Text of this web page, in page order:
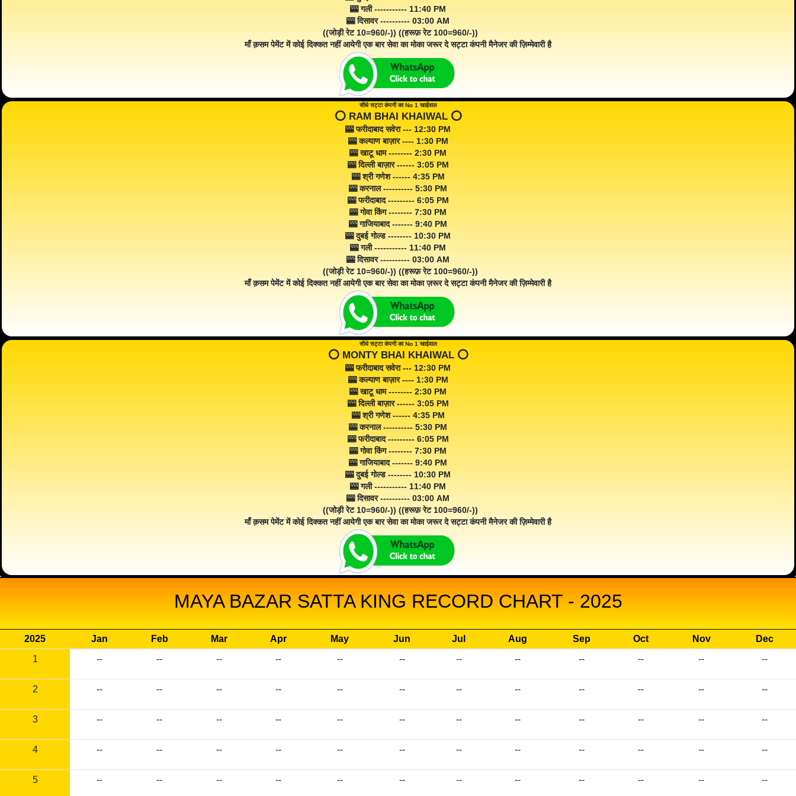
🎰 गली ----------- 11:40 PM
🎰 दिसावर ---------- 03:00 AM
((जोड़ी रेट 10=960/-)) ((हरूफ़ रेट 100=960/-))
माँ क़सम पेमेंट में कोई दिक्कत नहीं आयेगी एक बार सेवा का मोका जरूर दे सट्टा कंपनी मैनेजर की ज़िम्मेवारी है
सीधे सट्टा कंपनी का No 1 खाईवाल
⭕️ RAM BHAI KHAIWAL ⭕️
🎰 फरीदाबाद सवेरा --- 12:30 PM
🎰 कल्याण बाज़ार ---- 1:30 PM
🎰 खाटू धाम -------- 2:30 PM
🎰 दिल्ली बाज़ार ------ 3:05 PM
🎰 श्री गणेश ------ 4:35 PM
🎰 करनाल ---------- 5:30 PM
🎰 फरीदाबाद --------- 6:05 PM
🎰 गोवा किंग -------- 7:30 PM
🎰 गाजियाबाद ------- 9:40 PM
🎰 दुबई गोल्ड -------- 10:30 PM
🎰 गली ----------- 11:40 PM
🎰 दिसावर ---------- 03:00 AM
((जोड़ी रेट 10=960/-)) ((हरूफ़ रेट 100=960/-))
माँ क़सम पेमेंट में कोई दिक्कत नहीं आयेगी एक बार सेवा का मोका ज़रूर दे सट्टा कंपनी मैनेजर की ज़िम्मेवारी है
सीधे सट्टा कंपनी का No 1 खाईवाल
⭕️ MONTY BHAI KHAIWAL ⭕️
🎰 फरीदाबाद सवेरा --- 12:30 PM
🎰 कल्याण बाज़ार ---- 1:30 PM
🎰 खाटू धाम -------- 2:30 PM
🎰 दिल्ली बाज़ार ------ 3:05 PM
🎰 श्री गणेश ------ 4:35 PM
🎰 करनाल ---------- 5:30 PM
🎰 फरीदाबाद --------- 6:05 PM
🎰 गोवा किंग -------- 7:30 PM
🎰 गाजियाबाद ------- 9:40 PM
🎰 दुबई गोल्ड -------- 10:30 PM
🎰 गली ----------- 11:40 PM
🎰 दिसावर ---------- 03:00 AM
((जोड़ी रेट 10=960/-)) ((हरूफ़ रेट 100=960/-))
माँ क़सम पेमेंट में कोई दिक्कत नहीं आयेगी एक बार सेवा का मोका जरूर दे सट्टा कंपनी मैनेजर की ज़िम्मेवारी है
MAYA BAZAR SATTA KING RECORD CHART - 2025
2025 Jan Feb Mar Apr May Jun Jul Aug Sep Oct Nov
Dec
1
-- -- -- -- -- -- -- -- -- -- -- --
2 -- -- -- -- -- -- -- -- -- -- -- --
3 -- -- -- -- -- -- -- -- -- -- -- --
4 -- -- -- -- -- -- -- -- -- -- -- --
5 -- -- -- -- -- -- -- -- -- -- -- --